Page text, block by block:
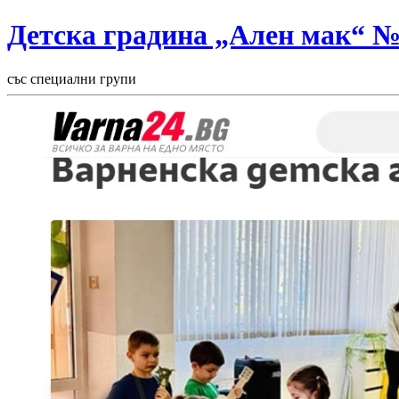
Детска градина „Ален мак“
със специални групи